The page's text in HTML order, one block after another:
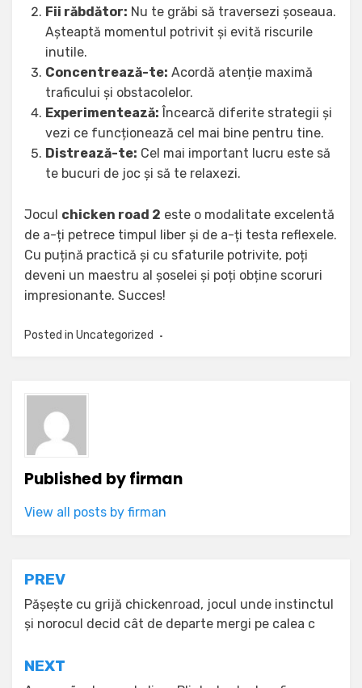
Fii răbdător: Nu te grăbi să traversezi șoseaua.
Așteaptă momentul potrivit și evită riscurile
inutile.
Concentrează-te: Acordă atenție maximă
traficului și obstacolelor.
Experimentează: Încearcă diferite strategii și
vezi ce funcționează cel mai bine pentru tine.
Distrează-te: Cel mai important lucru este să
te bucuri de joc și să te relaxezi.
Jocul chicken road 2 este o modalitate excelentă
de a-ți petrece timpul liber și de a-ți testa reflexele.
Cu puțină practică și cu sfaturile potrivite, poți
deveni un maestru al șoselei și poți obține scoruri
impresionante. Succes!
Posted in Uncategorized
Published byfirman
View all posts by firman
Post
navigation
PREV
Pășește cu grijă chickenroad, jocul unde instinctul
și norocul decid cât de departe mergi pe calea c
NEXT